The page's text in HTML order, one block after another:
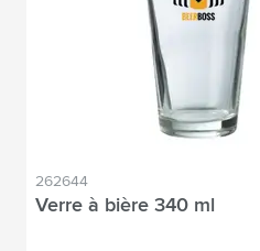
262644
Verre à bière 340 ml